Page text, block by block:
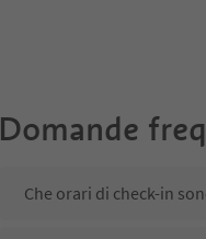
Domande
Che orari di check-in